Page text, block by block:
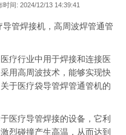
时间: 2024/12/13 14:39:41
管焊接机，高周波焊管通管
疗行业中用于焊接和连接医
用高周波技术，能够实现快
于医疗袋导管焊管通管机的
医疗导管焊接的设备，它利
烈碰撞产生高温，从而达到